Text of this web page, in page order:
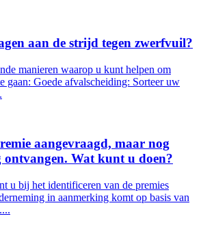
aan de strijd tegen zwerfvuil?
manieren waarop u kunt helpen om
gaan: Goede afvalscheiding: Sorteer uw
aangevraagd, maar nog
ontvangen. Wat kunt u doen?
u bij het identificeren van de premies
in aanmerking komt op basis van